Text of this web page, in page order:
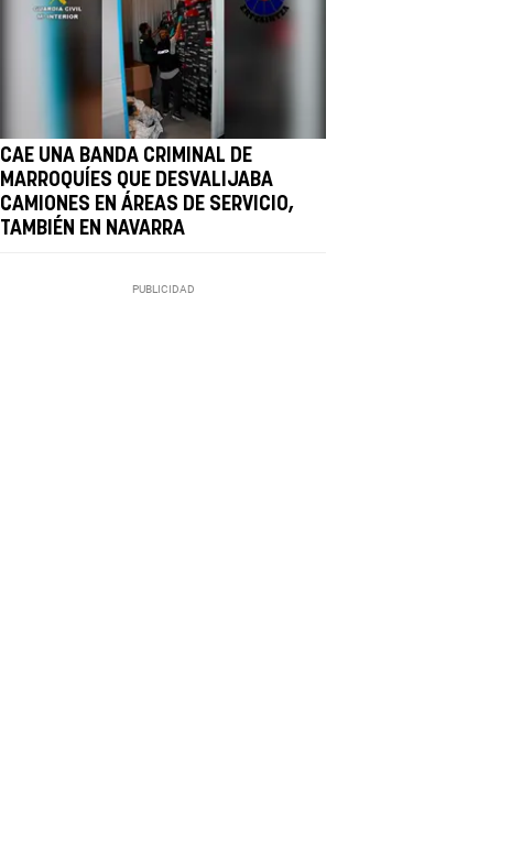
CAE UNA BANDA CRIMINAL DE
MARROQUÍES QUE DESVALIJABA
CAMIONES EN ÁREAS DE SERVICIO,
TAMBIÉN EN NAVARRA